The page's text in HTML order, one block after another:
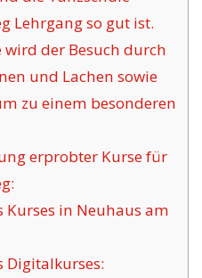
Lehrgang so gut ist.
wird der Besuch durch
und Lachen sowie
zu einem besonderen
erprobter Kurse für
Kurses in Neuhaus am
Digitalkurses: